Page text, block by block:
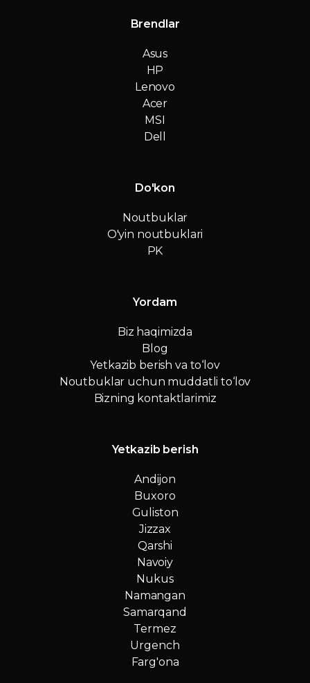
Brendlar
Asus
HP
Lenovo
Acer
MSI
Dell
Do'kon
Noutbuklar
O'yin noutbuklari
PK
Yordam
Biz haqimizda
Blog
Yetkazib berish va to‘lov
Noutbuklar uchun muddatli to‘lov
Bizning kontaktlarimiz
Yetkazib berish
Andijon
Buxoro
Guliston
Jizzax
Qarshi
Navoiy
Nukus
Namangan
Samarqand
Termez
Urgench
Farg'ona